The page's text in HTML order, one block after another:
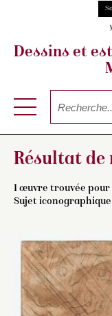
Dessins et
Résultat de
1 œuvre trouvée pour
Sujet